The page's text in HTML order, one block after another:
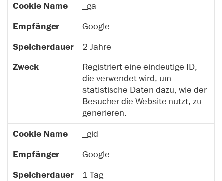
C
o
o
ki
e
E
m
p
f
r
S
e
i
c
u
e
Z
_ga
Google
2 Jahre
Registriert eine eindeutige ID,
die verwendet wird, um
statistische Daten dazu, wie der
Besucher die Website nutzt, zu
generieren.
_gid
Google
1 Tag